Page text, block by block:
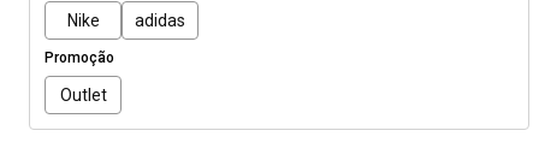
Nike adidas
Promoção
Outlet